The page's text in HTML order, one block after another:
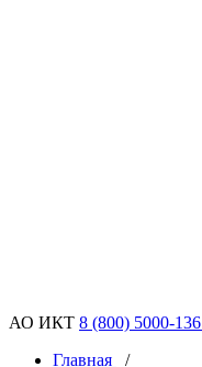
АО ИКТ 8 (800) 5000-136
Главная
/